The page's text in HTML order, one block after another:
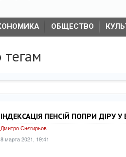
ОБЩЕСТВО
ІНДЕКСАЦІЯ ПЕНСІЙ ПОПРИ ДІРУ
Дмитро Снєгирьов
8 марта 2021, 19:41